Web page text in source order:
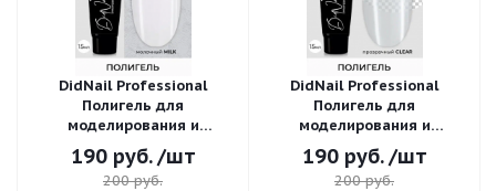
DidNail Professional
Полигель для
моделирования и
наращивания 02 15 г.
190руб. /шт
200руб.
DidNail Professional
Полигель для
моделирования и
наращивания 01 15 г.
190руб. /шт
200руб.